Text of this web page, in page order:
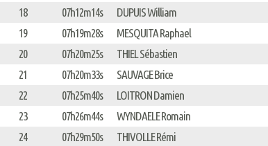
18
07h12m14s DUPUIS William
19
07h19m28s MESQUITA Raphael
20
07h20m25s THIEL Sébastien
21
07h20m33s SAUVAGE Brice
22
07h25m40s LOITRON Damien
23
07h26m44s WYNDAELE Romain
24
07h29m50s THIVOLLE Rémi